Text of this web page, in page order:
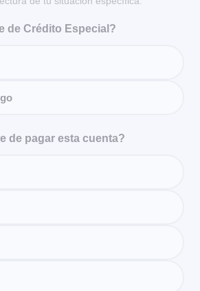
de Crédito Especial?
de pagar esta cuenta?